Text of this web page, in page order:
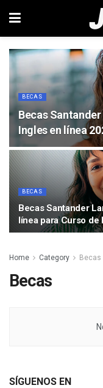
BECAS
Becas
Ingles en línea
BECAS
Becas Santander
línea para Curso de
Home Category Becas
Becas
SÍGUENOS EN